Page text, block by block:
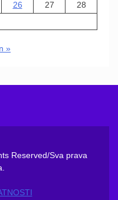
26 27
28
»
Reserved/Sva prava